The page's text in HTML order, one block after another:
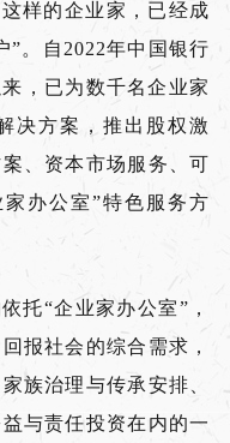
样的企业家，已经成
”。自2022年中国银行
，已为数千名企业家
决方案，推出股权激
、资本市场服务、可
办公室”特色服务方
“企业家办公室”，
报社会的综合需求，
族治理与传承安排、
与责任投资在内的一